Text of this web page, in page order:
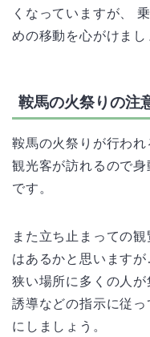
くなっていますが、
めの移動を心がけまし
鞍馬の火祭りの注
鞍馬の火祭りが行わ
観光客が訪れるので
です。
また立ち止まっての
はあるかと思いますが
狭い場所に多くの人が
誘導などの指示に従
にしましょう。